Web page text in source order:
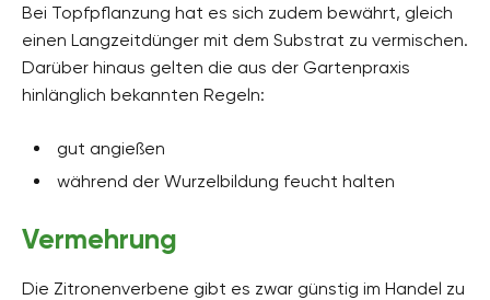
Bei Topfpflanzung hat es sich zudem bewährt, gleich
einen Langzeitdünger mit dem Substrat zu vermischen.
Darüber hinaus gelten die aus der Gartenpraxis
hinlänglich bekannten Regeln:
gut angießen
während der Wurzelbildung feucht halten
Vermehrung
Die Zitronenverbene gibt es zwar günstig im Handel zu